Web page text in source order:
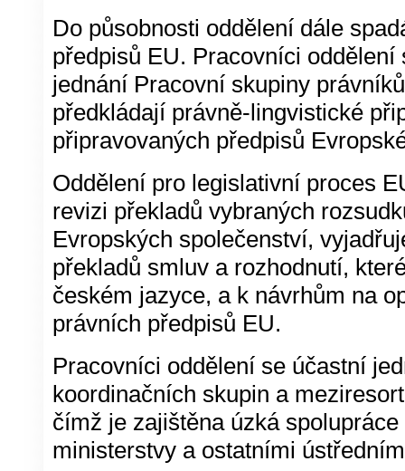
Do působnosti oddělení dále
předpisů EU. Pracovníci oddělení
jednání Pracovní skupiny
předkládají právně-lingvistické
připravovaných předpisů
Oddělení pro legislativní proces
revizi překladů vybraných
Evropských společenství,
překladů smluv a rozhodnutí,
českém jazyce, a k návrhům na
právních předpisů EU.
Pracovníci oddělení se účastní
koordinačních skupin a
čímž je zajištěna úzká
ministerstvy a ostatními